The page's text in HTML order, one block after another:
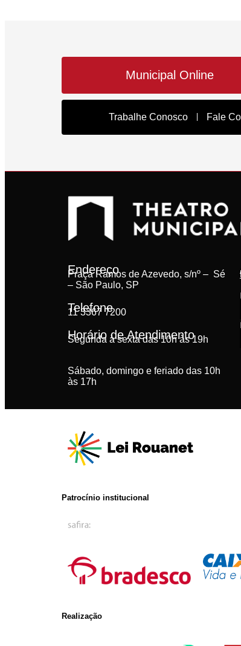
Municipal Online
Trabalhe Conosco Fale
Endereço
Praça Ramos de Azevedo, s/nº – Sé
– São Paulo, SP
Telefone
11 3367 7200
Horário de Atendimento
Segunda à sexta das 10h às 19h
Sábado, domingo e feriado das 10h
às 17h
Patrocínio institucional
Realização